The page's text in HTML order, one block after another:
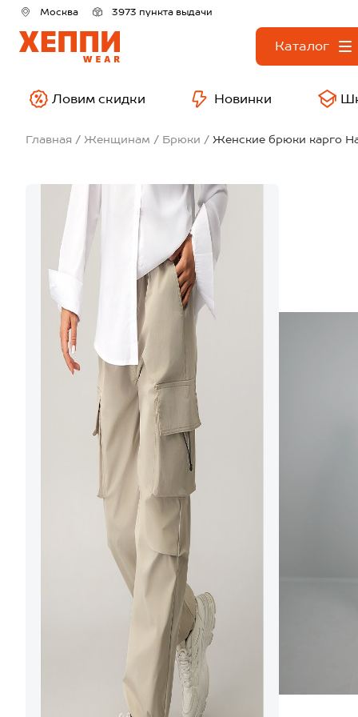
Москва 3973 пункта выдачи
Каталог
Ловим скидки Новинки
Главная Женщинам Брюки Женские брюки карго